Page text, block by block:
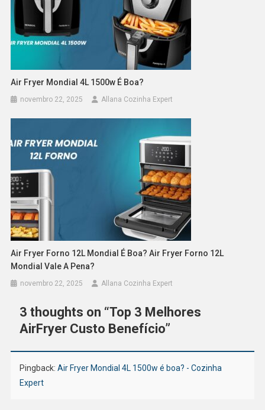
Air Fryer Mondial 4L 1500w É Boa?
novembro 22, 2025 Allana Cozinha Expert
Air Fryer Forno 12L Mondial É Boa? Air Fryer Forno 12L
Mondial Vale A Pena?
novembro 22, 2025 Allana Cozinha Expert
3 thoughts on “Top 3 Melhores
AirFryer Custo Benefício”
Pingback: Air Fryer Mondial 4L 1500w é boa? - Cozinha
Expert